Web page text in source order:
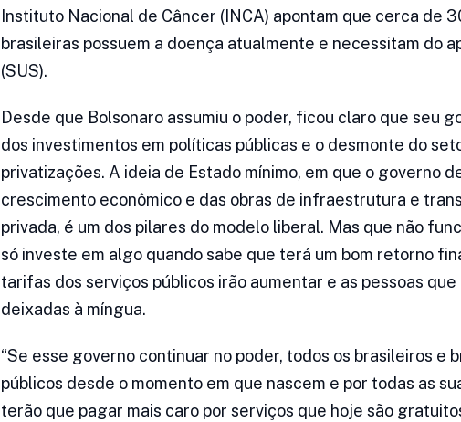
Instituto Nacional de Câncer (INCA) apontam que cerca de
brasileiras possuem a doença atualmente e necessitam do
(SUS).
Desde que Bolsonaro assumiu o poder, ficou claro que seu
dos investimentos em políticas públicas e o desmonte do
privatizações. A ideia de Estado mínimo, em que o governo
crescimento econômico e das obras de infraestrutura e
privada, é um dos pilares do modelo liberal. Mas que não
só investe em algo quando sabe que terá um bom retorno
tarifas dos serviços públicos irão aumentar e as pessoas
deixadas à míngua.
“Se esse governo continuar no poder, todos os brasileiros e
públicos desde o momento em que nascem e por todas as
terão que pagar mais caro por serviços que hoje são